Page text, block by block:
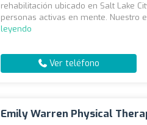
rehabilitación ubicado en Salt Lake
personas activas en mente. Nuestro
leyendo
Ver teléfono
Emily Warren Physical